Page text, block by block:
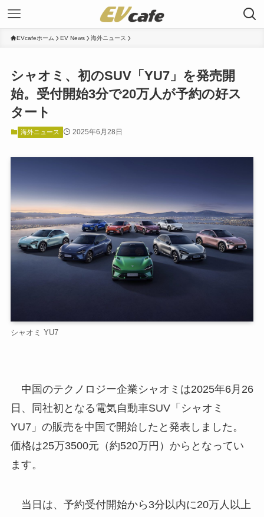
EVcafeホーム EV News 海外ニュース
シャオミ、初のSUV「YU7」を発売開
始。受付開始3分で20万人が予約の好ス
タート
海外ニュース 2025年6月28日
シャオミ YU7
中国のテクノロジー企業シャオミは2025年6月26
日、同社初となる電気自動車SUV「シャオミ
YU7」の販売を中国で開始したと発表しました。
価格は25万3500元（約520万円）からとなってい
ます。
当日は、予約受付開始から3分以内に20万人以上